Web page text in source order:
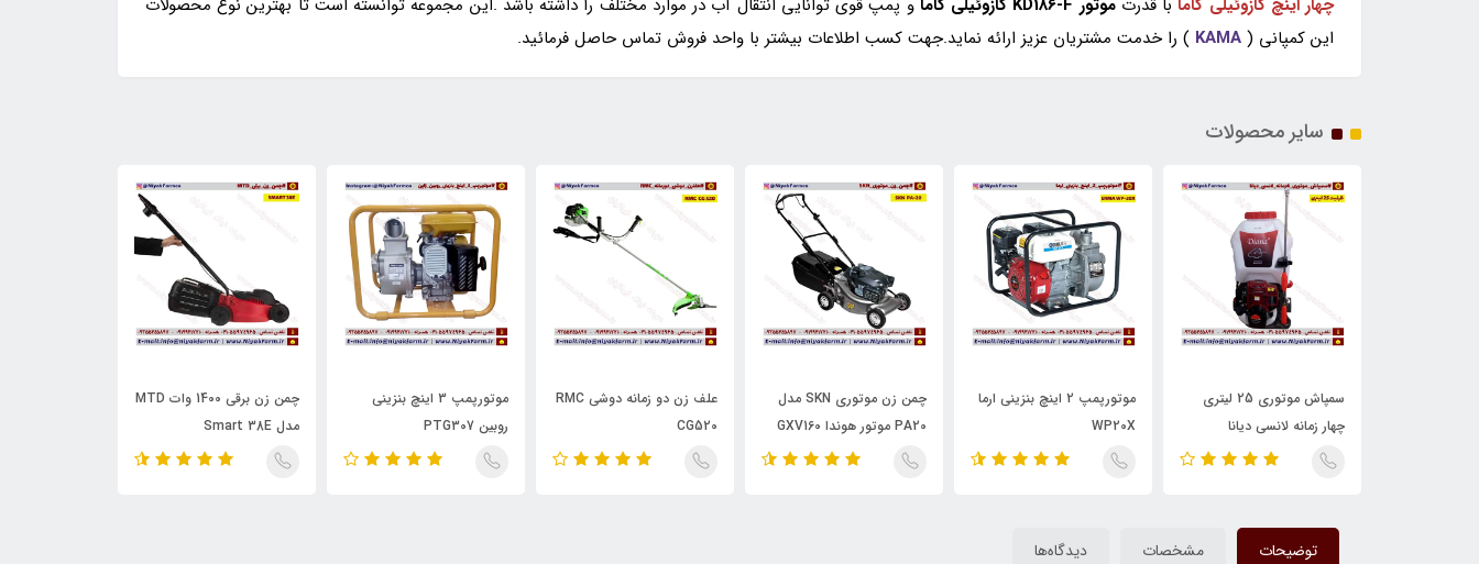
این کمپانی ( KAMA ) را خدمت مشتریان عزیز ارائه نماید.جهت کسب اطلاعات بیشتر با واحد فروش تماس حاصل فرمائید.
سایر محصولات
سمپاش موتوری 25 لیتری
چهار زمانه لانسی دیانا
موتورپمپ 2 اینچ بنزینی ارما
WP20X
چمن زن موتوری SKN مدل
PA20 موتور هوندا GXV160
علف زن دو زمانه دوشی RMC
CG520
موتورپمپ 3 اینچ بنزینی
روبین PTG307
چمن زن برقی 1400 وات MTD
مدل Smart 38E
توضیحات مشخصات دیدگاه‌ها